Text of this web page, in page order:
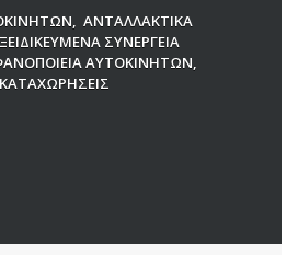
, ΑΝΤΑΛΛΑΚΤΙΚΑ
ΣΥΝΕΡΓΕΙΑ
ΑΥΤΟΚΙΝΗΤΩΝ,